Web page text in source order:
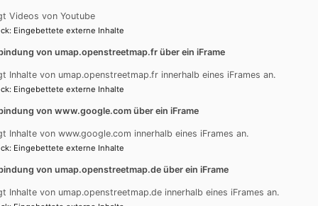
(m/w/d)
✨ Ihr Organisationstalent für unsere Gemeinde!
Videos von Youtube
: Eingebettete externe Inhalte
von umap.openstreetmap.fr über ein iFrame
Inhalte von umap.openstreetmap.fr innerhalb eines iFrames an.
: Eingebettete externe Inhalte
von www.google.com über ein iFrame
Inhalte von www.google.com innerhalb eines iFrames an.
: Eingebettete externe Inhalte
von umap.openstreetmap.de über ein iFrame
Inhalte von umap.openstreetmap.de innerhalb eines iFrames an.